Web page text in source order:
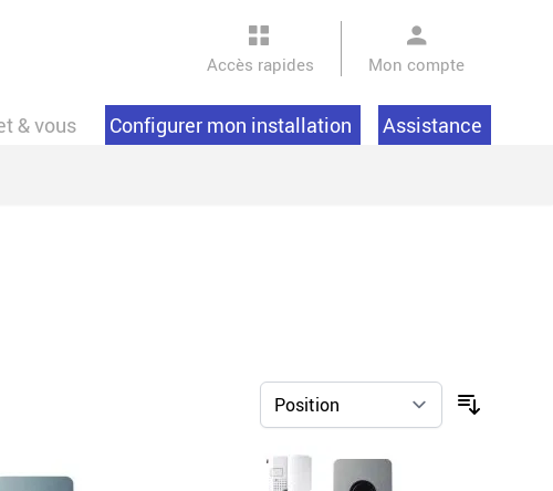
Accès rapides Mon compte
& vous Configurer mon installation Assistance